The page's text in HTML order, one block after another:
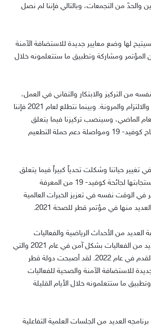
والحدّ من التجمعات، وبالتالي فإننا لم نصل
لها وضع معايير جديدة للاستضافة الآمنة
المؤتمر ومشاركة وتطبيق ما ستتعلمونه خلال
2021 وما بعده تتطلب القدر نفسه من التركيز والابتكار والتفاني في العمل،
وقالت: “كان نهجنا طوال عام 2020 مدعوماً بثلاثة عناصر مهمة، وهي التخطيط والالتزام والمرونة. وبينما نتطلع لعام 2021 فإننا
الماضي، وسينصب تركيزنا فيما يتعلق
بجائحة كوفيد-19 خلال العام الجديد على تنفيذ استراتيجيتنا الشاملة للتطعيم بلقاح كوفيد- 19 ومواصلة دعم حملة التطعيم
جائحة كوفيد-19 قد ساهمت بالفعل في تغيير حياتنا وشكلت تحدياً كبيراً فيما يتعلق
بتنظيم وإدارة التجمعات الجماهيرية، مشيرةً إلى أن دولة قطر قد استفادت في استجابتها لجائحة كوفيد- 19 من المعرفة
في الوقت نفسه في تعزيز الخبرات العالمية
منها في مؤتمر قطر للصحة 2021.
من الأحداث الرياضية والفعاليات
الجماهيرية الأخرى في عام 2020 أثناء الجائحة في تعزيز قدرتنا على استضافة العديد من الفعاليات بشكل آمن في عام 2021 والتي
ستكون بمثابة مقدمة للحدث الأبرز وهو استضافة دولة قطر لكأس العالم لكرة القدم في عام 2022. لقد أصبحت دولة قطر
للاستضافة الآمنة والصحية للفعاليات
ما ستتعلمونه خلال الأيام القليلة
على مدار ثلاثة أيام وتضمن برنامجه العديد من الجلسات العلمية التفاعلية